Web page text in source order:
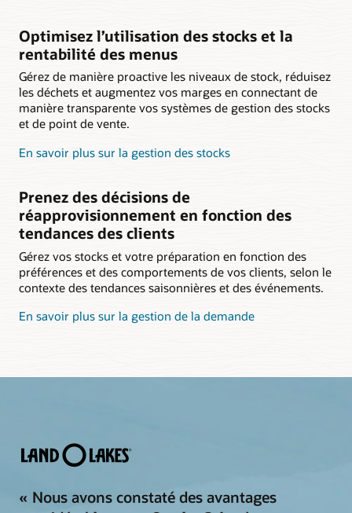
Optimisez l’utilisation des stocks et la
rentabilité des menus
Gérez de manière proactive les niveaux de stock, réduisez
les déchets et augmentez vos marges en connectant de
manière transparente vos systèmes de gestion des stocks
et de point de vente.
En savoir plus sur la gestion des stocks
Prenez des décisions de
réapprovisionnement en fonction des
tendances des clients
Gérez vos stocks et votre préparation en fonction des
préférences et des comportements de vos clients, selon le
contexte des tendances saisonnières et des événements.
En savoir plus sur la gestion de la demande
« Nous avons constaté des avantages